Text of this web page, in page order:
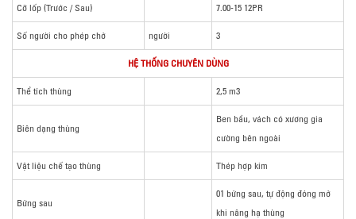
Cỡ lốp (Trước / Sau) 7.00-15 12PR
Số người cho phép chở người 3
HỆ THỐNG CHUYÊN DÙNG
Thể tích thùng 2,5 m3
Biên dạng thùng
Ben bầu, vách có xương gia
cường bên ngoài
Vật liệu chế tạo thùng Thép hợp kim
Bửng sau
01 bửng sau, tự động đóng mở
khi nâng hạ thùng